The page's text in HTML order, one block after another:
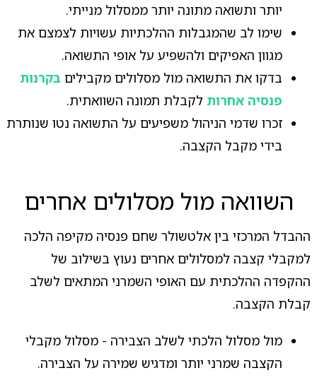
יותר ותשואה מתונה יותר ממסלול מנייתי.
שימו לב שהמגבלות ההלכתיות עשויות לצמצם את
מגוון האפיקים ולהשפיע על אופי התשואה.
בדקו את התשואה מול מסלולים מקבילים בקרנות
פנסיה אחרות לקבלת תמונה השוואתית.
זכרו שדמי הניהול משפיעים על התשואה נטו שנותרת
בידי מקבל הקצבה.
השוואה מול מסלולים אחרים
ההבדל המרכזי בין אלטשולר שחם פנסיה מקיפה הלכה
למקבלי קצבה למסלולים אחרים נעוץ בשילוב של
ההקפדה ההלכתית עם האופי השמרני המתאים לשלב
קבלת הקצבה.
מול מסלול הלכתי לשלב הצבירה - מסלול מקבלי
הקצבה שמרני יותר ומדגיש שמירה על הצבירה.